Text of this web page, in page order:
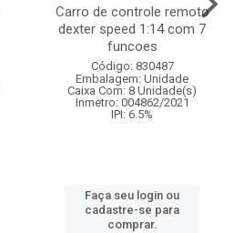
Carro de controle remoto
dexter speed 1:14 com 7
funcoes
Código: 830487
Embalagem: Unidade
Caixa Com: 8 Unidade(s)
Inmetro: 004862/2021
IPI: 6.5%
Faça seu login ou
cadastre-se para
comprar.